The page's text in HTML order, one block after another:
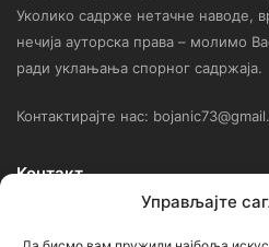
Управљајте
Уколико садрже нетачне наводе,
нечија ауторска права – молимо
ради уклањања спорног садржаја.
Контактирајте нас:
Контакт